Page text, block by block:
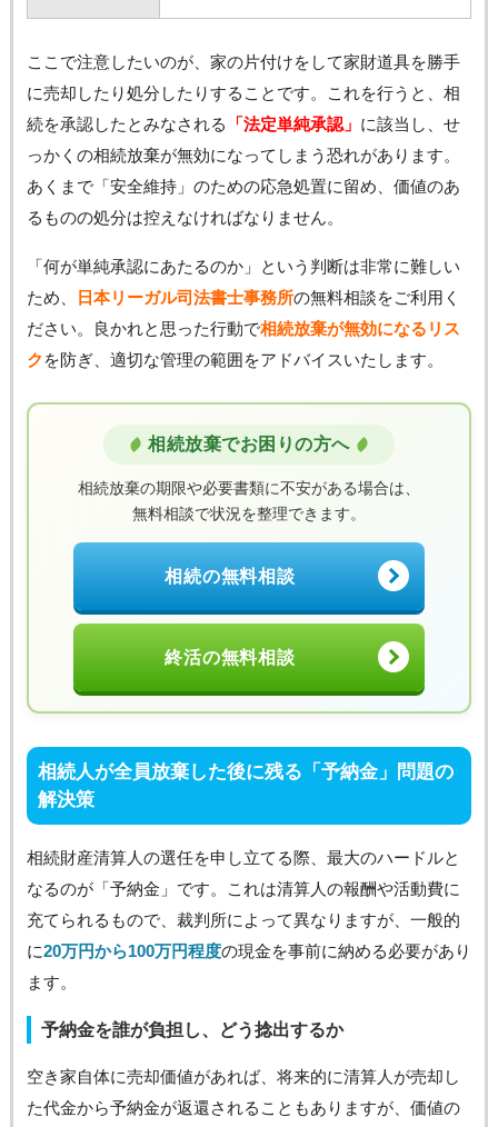
ここで注意したいのが、家の片付けをして家財道具を勝手
に売却したり処分したりすることです。これを行うと、相
続を承認したとみなされる
「法定単純承認」 に該当し、せ
っかくの相続放棄が無効になってしまう恐れがあります。
あくまで「安全維持」のための応急処置に留め、価値のあ
るものの処分は控えなければなりません。
「何が単純承認にあたるのか」という判断は非常に難しい
ため、
日本リーガル司法書士事務所の無料相談をご利用く
ださい。良かれと思った行動で相続放棄が無効になるリス
ク を防ぎ、適切な管理の範囲をアドバイスいたします。
相続放棄でお困りの方へ
相続放棄の期限や必要書類に不安がある場合は、
無料相談で状況を整理できます。
相続の無料相談
終活の無料相談
相続人が全員放棄した後に残る「予納金」問題の
解決策
相続財産清算人の選任を申し立てる際、最大のハードルと
なるのが「予納金」です。これは清算人の報酬や活動費に
充てられるもので、裁判所によって異なりますが、一般的
に20万円から100万円程度の現金を事前に納める必要があり
ます。
予納金を誰が負担し、どう捻出するか
空き家自体に売却価値があれば、将来的に清算人が売却し
た代金から予納金が返還されることもありますが、価値の